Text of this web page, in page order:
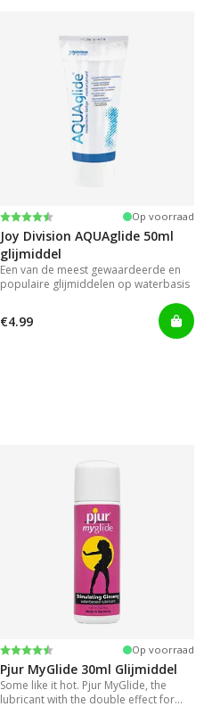
Beoordeling:
4.2 uit 5 sterren Op voorraad
Joy Division AQUAglide 50ml
glijmiddel
Een van de meest gewaardeerde en
populaire glijmiddelen op waterbasis
€4.99
Beoordeling:
4.2 uit 5 sterren Op voorraad
Pjur MyGlide 30ml Glijmiddel
Some like it hot. Pjur MyGlide, the
lubricant with the double effect for